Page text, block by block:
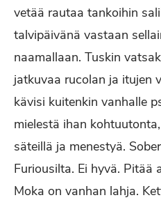
vetää rautaa tankoihin
talvipäivänä vastaan
naamallaan. Tuskin
jatkuvaa rucolan ja itujen
kävisi kuitenkin vanhalle
mielestä ihan
säteillä ja menestyä.
Furiousilta. Ei hyvä. Pitää
Moka on vanhan lahja.